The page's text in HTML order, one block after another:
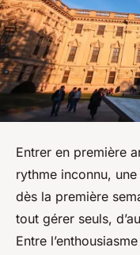
Entrer en première
rythme inconnu,
dès la première
tout gérer seuls,
Entre